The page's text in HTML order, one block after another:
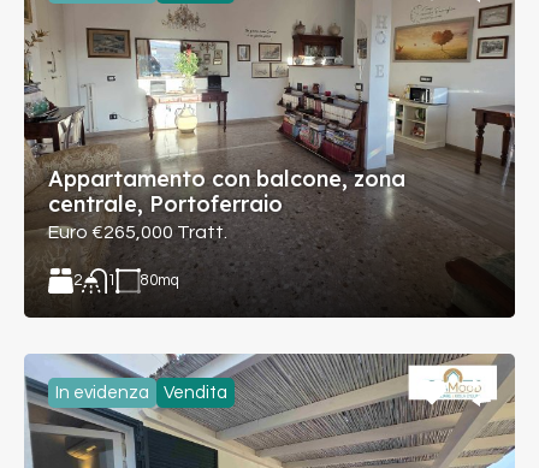
Appartamento con balcone, zona
centrale, Portoferraio
Euro €265,000 Tratt.
2 1 80mq
In evidenza Vendita